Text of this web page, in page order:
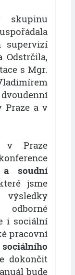
supervizí
Odstrčila,
s Mgr.
Praze a v
v Praze
soudní
jsme
i sociální
pracovní
dokončit
bude